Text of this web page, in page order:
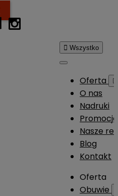
 Wszystko
Oferta 
O nas
Nadruki
Promocje
Nasze
Blog
Kontakt
Oferta
Obuwie